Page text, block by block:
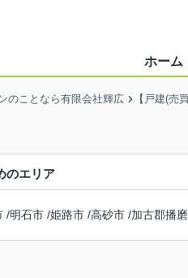
ホーム
のことなら有限会社輝広 【戸建(売
のエリア
/明石市 /姫路市 /高砂市 /加古郡播